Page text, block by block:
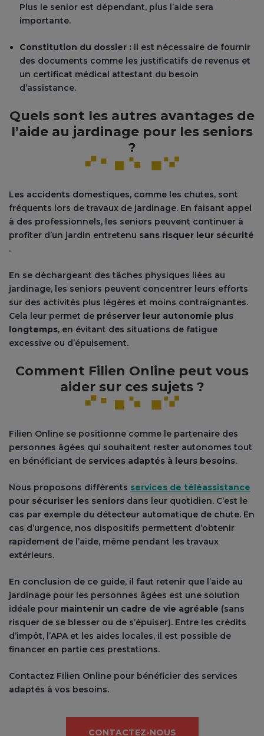
Plus le senior est dépendant, plus l’aide sera
importante.
Constitution du dossier : il est nécessaire de fournir
des documents comme les justificatifs de revenus et
un certificat médical attestant du besoin
d’assistance.
Quels sont les autres avantages de
l’aide au jardinage pour les seniors
?
Les accidents domestiques, comme les chutes, sont
fréquents lors de travaux de jardinage. En faisant appel
à des professionnels, les seniors peuvent continuer à
profiter d’un jardin entretenu sans risquer leur sécurité
.
En se déchargeant des tâches physiques liées au
jardinage, les seniors peuvent concentrer leurs efforts
sur des activités plus légères et moins contraignantes.
Cela leur permet de préserver leur autonomie plus
longtemps, en évitant des situations de fatigue
excessive ou d’épuisement​.
Comment Filien Online peut vous
aider sur ces sujets ?
Filien Online se positionne comme le partenaire des
personnes âgées qui souhaitent rester autonomes tout
en bénéficiant de services adaptés à leurs besoins.
Nous proposons différents services de téléassistance
pour sécuriser les seniors dans leur quotidien. C’est le
cas par exemple du détecteur automatique de chute. En
cas d’urgence, nos dispositifs permettent d’obtenir
rapidement de l’aide, même pendant les travaux
extérieurs.
En conclusion de ce guide, il faut retenir que l’aide au
jardinage pour les personnes âgées est une solution
idéale pour maintenir un cadre de vie agréable (sans
risquer de se blesser ou de s’épuiser). Entre les crédits
d’impôt, l’APA et les aides locales, il est possible de
financer en partie ces prestations.
Contactez Filien Online pour bénéficier des services
adaptés à vos besoins.
CONTACTEZ-NOUS